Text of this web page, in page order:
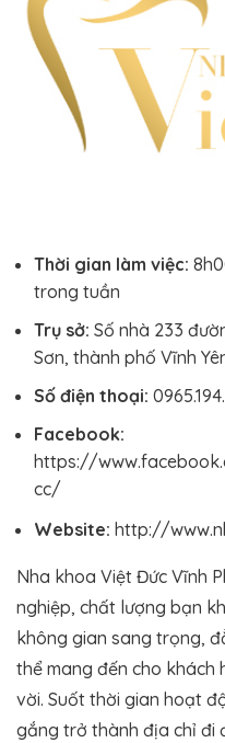
Thời gian làm việc:
trong tuần
Trụ sở: Số nhà 233
Sơn, thành phố Vĩnh
Số điện thoại:
Facebook:
https://
cc/
Website: http://
Nha khoa Việt Đức Vĩnh
nghiệp, chất lượng bạn
không gian sang trọng,
thể mang đến cho khách
vời. Suốt thời gian hoạt
gắng trở thành địa chỉ đi